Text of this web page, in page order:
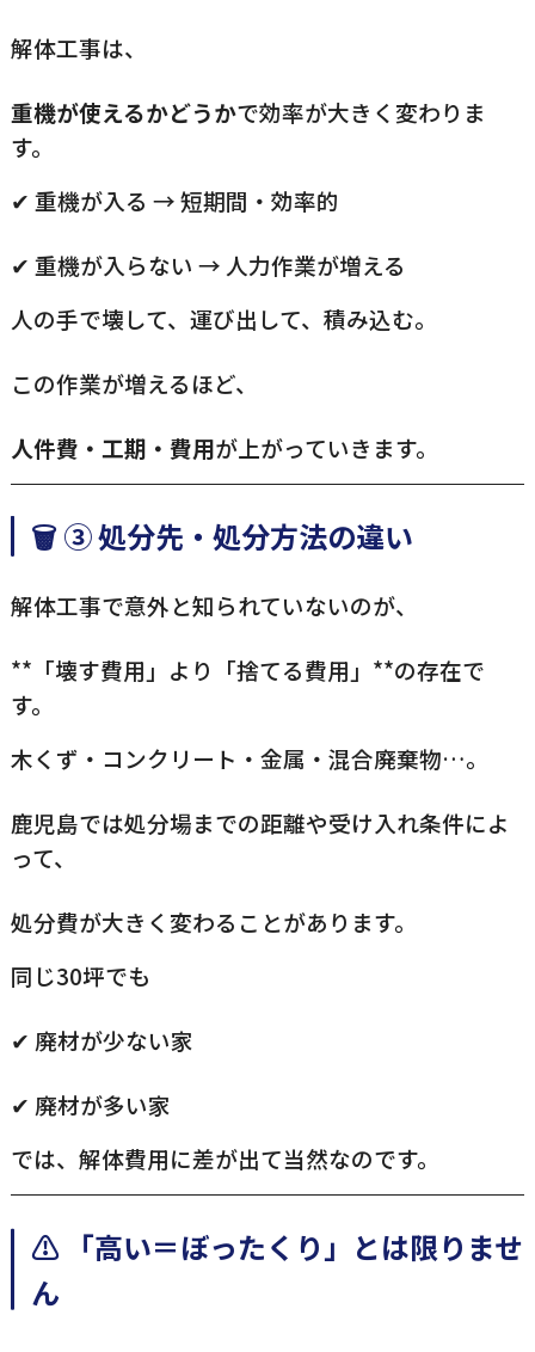
解体工事は、
重機が使えるかどうかで効率が大きく変わりま
す。
✔ 重機が入る → 短期間・効率的
✔ 重機が入らない → 人力作業が増える
人の手で壊して、運び出して、積み込む。
この作業が増えるほど、
人件費・工期・費用が上がっていきます。
🗑️ ③ 処分先・処分方法の違い
解体工事で意外と知られていないのが、
**「壊す費用」より「捨てる費用」**の存在で
す。
木くず・コンクリート・金属・混合廃棄物…。
鹿児島では処分場までの距離や受け入れ条件によ
って、
処分費が大きく変わることがあります。
同じ30坪でも
✔ 廃材が少ない家
✔ 廃材が多い家
では、解体費用に差が出て当然なのです。
⚠️ 「高い＝ぼったくり」とは限りませ
ん